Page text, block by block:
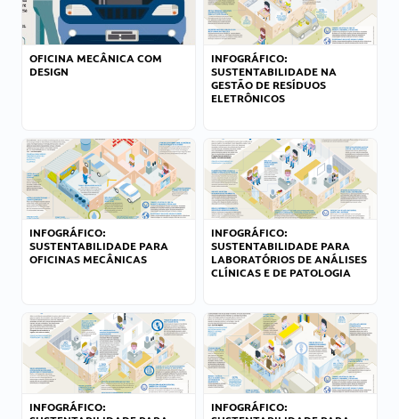
OFICINA MECÂNICA COM
DESIGN
INFOGRÁFICO:
SUSTENTABILIDADE NA
GESTÃO DE RESÍDUOS
ELETRÔNICOS
INFOGRÁFICO:
SUSTENTABILIDADE PARA
OFICINAS MECÂNICAS
INFOGRÁFICO:
SUSTENTABILIDADE PARA
LABORATÓRIOS DE ANÁLISES
CLÍNICAS E DE PATOLOGIA
INFOGRÁFICO:
INFOGRÁFICO: